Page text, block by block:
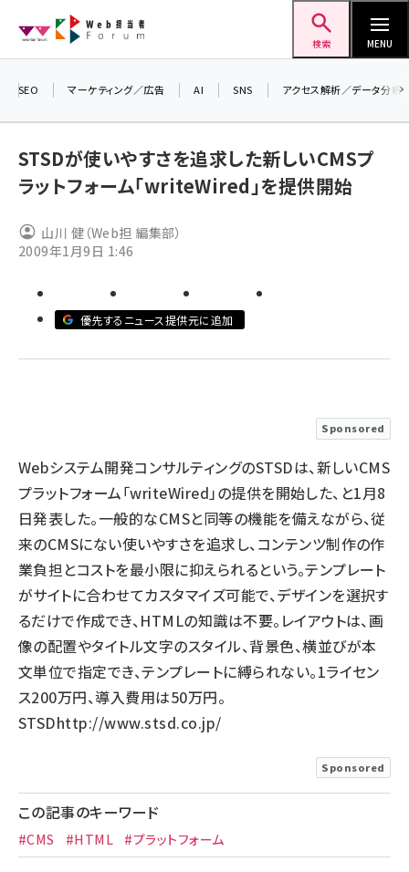
ン
検索 MENU
ai (2818)
note (2320)
SEO マーケティング／広告 AI SNS アクセス解析／データ分析
STSDが使いやすさを追求した新しいCMSプ
ラットフォーム「writeWired」を提供開始
山川 健（Web担 編集部）
2009年1月9日 1:46
優先するニュース提供元に追加
Sponsored
Webシステム開発コンサルティングのSTSDは、新しいCMS
プラットフォーム「writeWired」の提供を開始した、と1月8
日発表した。一般的なCMSと同等の機能を備えながら、従
来のCMSにない使いやすさを追求し、コンテンツ制作の作
業負担とコストを最小限に抑えられるという。テンプレート
がサイトに合わせてカスタマイズ可能で、デザインを選択す
るだけで作成でき、HTMLの知識は不要。レイアウトは、画
像の配置やタイトル文字のスタイル、背景色、横並びが本
文単位で指定でき、テンプレートに縛られない。1ライセン
ス200万円、導入費用は50万円。
STSDhttp://www.stsd.co.jp/
Sponsored
この記事のキーワード
#CMS #HTML #プラットフォーム